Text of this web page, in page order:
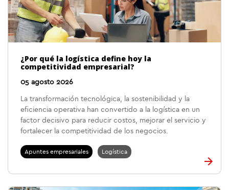
¿Por qué la logística define hoy la
competitividad empresarial?
05 agosto 2026
La transformación tecnológica, la sostenibilidad y la
eficiencia operativa han convertido a la logística en un
factor decisivo para reducir costos, mejorar el servicio y
fortalecer la competitividad de los negocios.
Apuntes empresariales Logística